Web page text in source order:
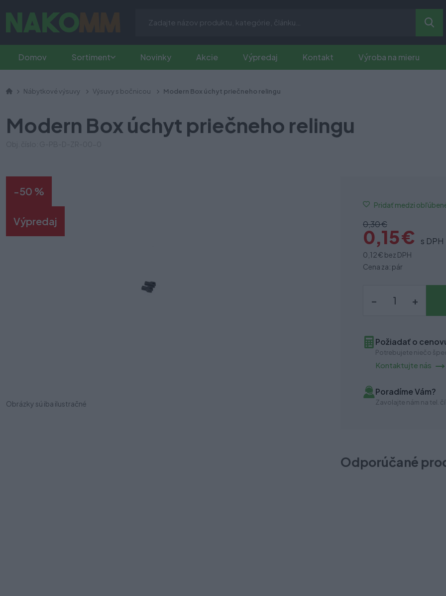
Domov Sortiment Novinky Akcie Výpredaj Kontakt Výroba na mieru
Nábytkové výsuvy Výsuvy s bočnicou Modern Box úchyt priečneho relingu
Modern Box úchyt priečneho relingu
-50 %
Výpredaj
Obrázky sú iba ilustračné
Pridať medzi
0,30 €
0,15 € s DPH
0,12 € bez DPH
Cena za: pár
– +
Požiadať o
Potrebujete niečo
Kontaktujte nás
Poradíme Vám?
Zavolajte nám na tel.
Odporúčané